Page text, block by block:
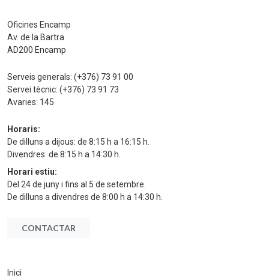
Oficines Encamp
Av. de la Bartra
AD200 Encamp
Serveis generals: (+376) 73 91 00
Servei tècnic: (+376) 73 91 73
Avaries: 145
Horaris:
De dilluns a dijous: de 8:15 h a 16:15 h.
Divendres: de 8:15 h a 14:30 h.
Horari estiu:
Del 24 de juny i fins al 5 de setembre.
De dilluns a divendres de 8:00 h a 14:30 h.
CONTACTAR
Inici